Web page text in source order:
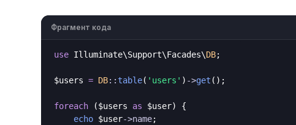
Фрагмент кода
use Illuminate\Support\Facades\DB;
$users = DB::table( 'users' ) ->get ();
foreach ($users as $user) {
echo $user->name;